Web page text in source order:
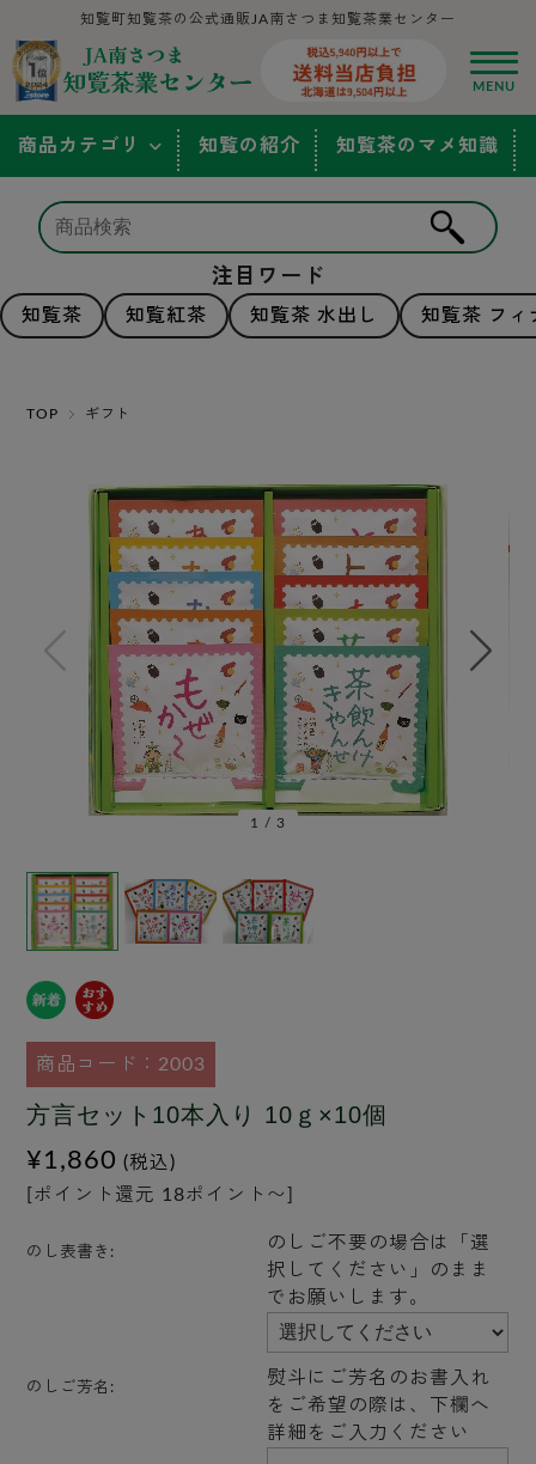
知覧町知覧茶の公式通販JA南さつま知覧茶業センター
商品カテゴリ 知覧の紹介 知覧茶のマメ知識
注目ワード
知覧茶 知覧紅茶 知覧茶 水出し 知覧茶 フィ
TOP ギフト
1 / 3
商品コード：2003
方言セット10本入り 10ｇ×10個
¥1,860 (税込)
[ポイント還元 18ポイント〜]
のし表書き:
のしご不要の場合は「選
択してください」のまま
でお願いします。
のしご芳名:
熨斗にご芳名のお書入れ
をご希望の際は、下欄へ
詳細をご入力ください